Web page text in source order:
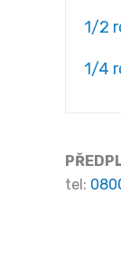
1/2
1/4
tel: